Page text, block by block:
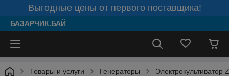
Выгодные цены от первого поставщика!
БАЗАРЧИК.БАЙ
Товары и услуги Генераторы Электрокультиватор